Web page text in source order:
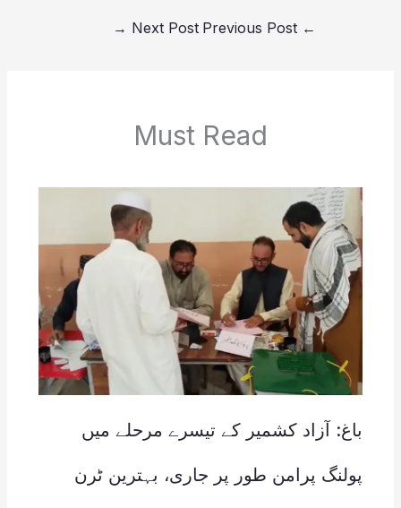
←
Next Post
→
Must Read
باغ: آزاد کشمیر کے تیسرے مرحلے میں
پولنگ پرامن طور پر جاری، بہترین ٹرن